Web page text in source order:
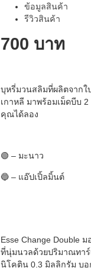
ข้อมูลสินค้า
รีวิวสินค้า
700 บาท
บุหรี่มวนสลิมที่ผลิตจาก
เกาหลี มาพร้อมเม็ดบีบ
คุณได้ลอง
🟢 – มะนาว
🔵 – แอ๊ปเปิ้ลมิ้นต์
Esse Change Double
ที่นุ่มนวลด้วยปริมาณทาร์
นิโคติน 0.3 มิลลิกรัม บ